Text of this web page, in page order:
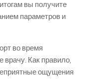
вы получите
параметров и
во время
врачу. Как правило,
ощущения